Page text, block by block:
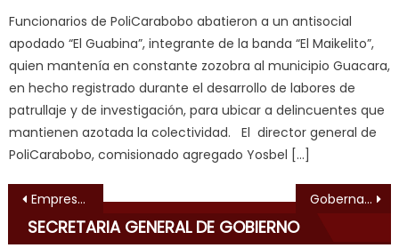
ल
म
भ
dancer
milf,
Funcionarios de PoliCarabobo abatieron a un antisocial
apodado “El Guabina”, integrante de la banda “El Maikelito”,
quien mantenía en constante zozobra al municipio Guacara,
en hecho registrado durante el desarrollo de labores de
patrullaje y de investigación, para ubicar a delincuentes que
mantienen azotada la colectividad. El director general de
PoliCarabobo, comisionado agregado Yosbel […]
Navegación de entradas
Empresa privada dispuso de productos para incluirlos en los Clap Gobernador Lacava ascendió a 315 funcionarios de PoliCarabobo
SECRETARIA GENERAL DE GOBIERNO